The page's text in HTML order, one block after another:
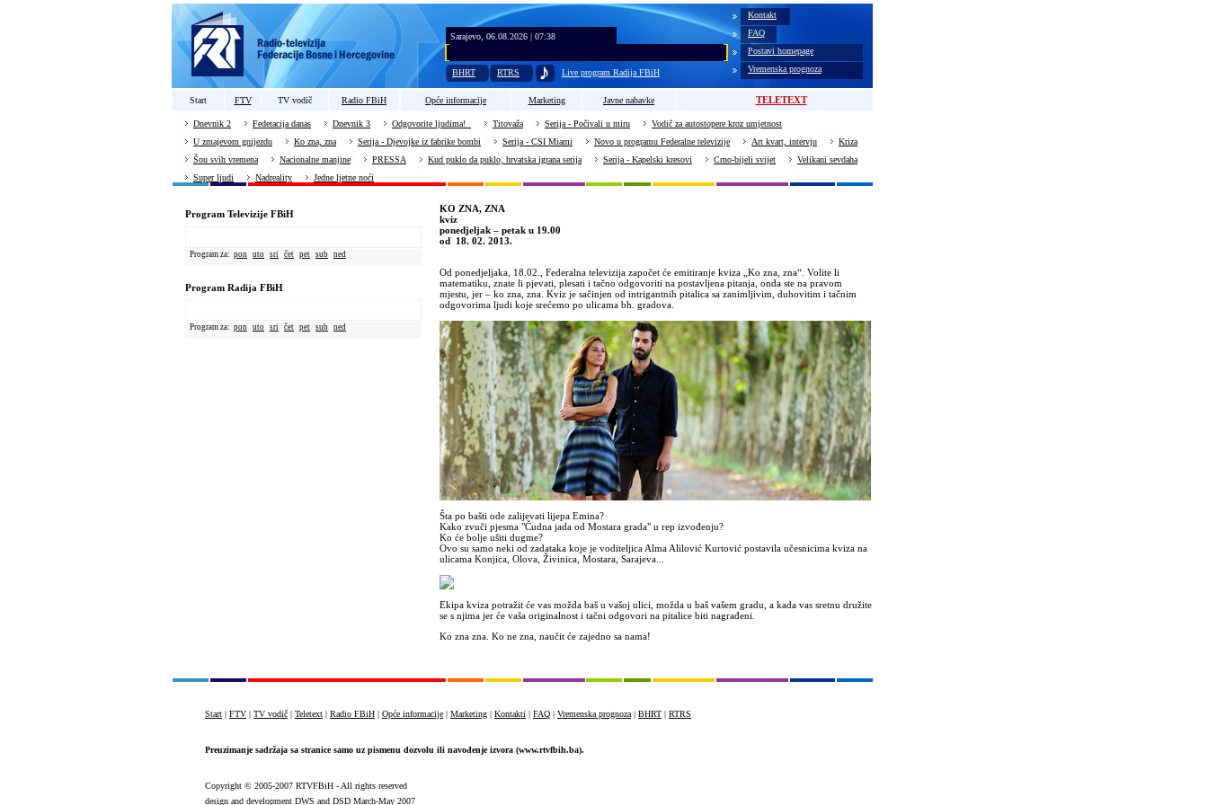
Sarajevo, 06.08.2026 | 07:38
BHRT RTRS Live program Radija FBiH
Kontakt
FAQ
Postavi homepage
Vremenska prognoza
Start FTV TV vodič Radio FBiH Opće informacije Marketing Javne nabavke TELETEXT
Dnevnik 2 Federacija danas Dnevnik 3 Odgovorite ljudima! Titovaža Serija - Počivali u miru
Vodič za autostopere kroz umjetnost
U zmajevom gnijezdu
Ko zna, zna Serija - Djevojke iz fabrike bombi Serija - CSI Miami Novo u programu Federalne televizije Art kvart, intervju
Kriza
Šou svih vremena
Nacionalne manjine PRESSA Kud puklo da puklo, hrvatska igrana serija Serija - Kapelski kresovi Crno-bijeli svijet
Velikani sevdaha
Super ljudi
Nadreality Jedne ljetne noći
Program Televizije FBiH
Program za: pon uto sri čet pet sub ned
Program Radija FBiH
Program za: pon uto sri čet pet sub ned
KO ZNA, ZNA
kviz
ponedjeljak – petak u 19.00
od 18. 02. 2013.
Od ponedjeljaka, 18.02., Federalna televizija započet će emitiranje kviza „Ko zna, zna“. Volite li
matematiku, znate li pjevati, plesati i tačno odgovoriti na postavljena pitanja, onda ste na pravom
mjestu, jer – ko zna, zna. Kviz je sačinjen od intrigantnih pitalica sa zanimljivim, duhovitim i tačnim
odgovorima ljudi koje srećemo po ulicama bh. gradova.
Šta po bašti ode zalijevati lijepa Emina?
Kako zvuči pjesma "Čudna jada od Mostara grada" u rep izvođenju?
Ko će bolje ušiti dugme?
Ovo su samo neki od zadataka koje je voditeljica Alma Alilović Kurtović postavila učesnicima kviza na
ulicama Konjica, Olova, Živinica, Mostara, Sarajeva...
Ekipa kviza potražit će vas možda baš u vašoj ulici, možda u baš vašem gradu, a kada vas sretnu družite
se s njima jer će vaša originalnost i tačni odgovori na pitalice biti nagrađeni.
Ko zna zna. Ko ne zna, naučit će zajedno sa nama!
Start | FTV | TV vodič | Teletext | Radio FBiH | Opće informacije | Marketing | Kontakti | FAQ | Vremenska prognoza | BHRT | RTRS
Preuzimanje sadržaja sa stranice samo uz pismenu dozvolu ili navođenje izvora (www.rtvfbih.ba).
Copyright © 2005-2007 RTVFBiH - All rights reserved
design and development DWS and DSD March-May 2007